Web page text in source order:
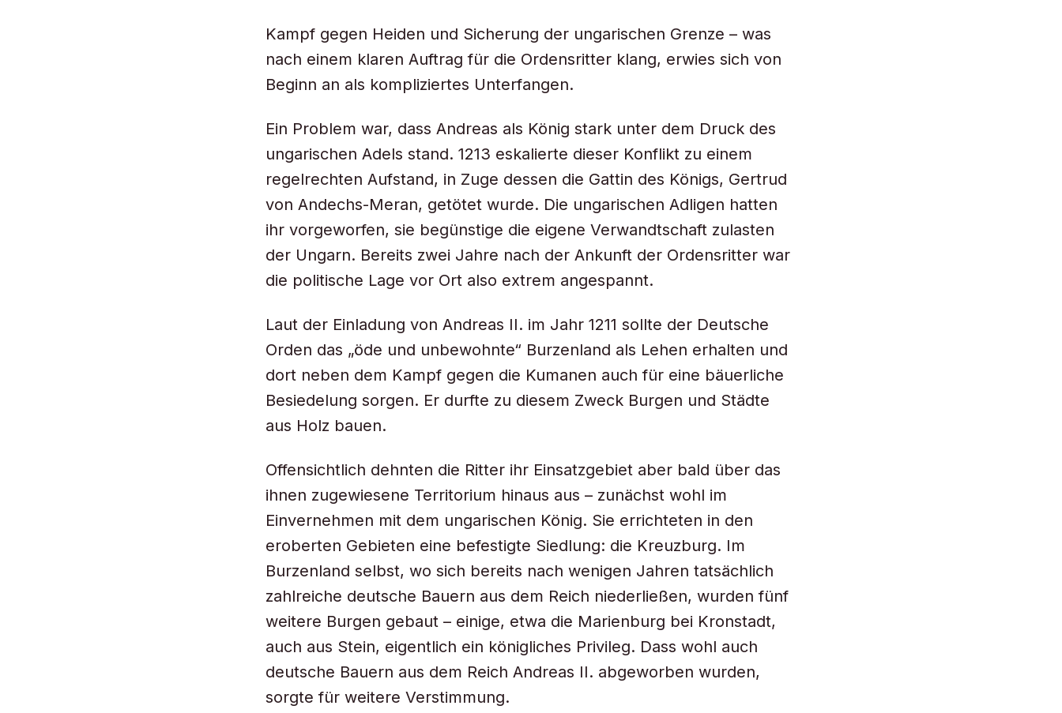
Kampf gegen Heiden und Sicherung der ungarischen Grenze – was
nach einem klaren Auftrag für die Ordensritter klang, erwies sich von
Beginn an als kompliziertes Unterfangen.
Ein Problem war, dass Andreas als König stark unter dem Druck des
ungarischen Adels stand. 1213 eskalierte dieser Konflikt zu einem
regelrechten Aufstand, in Zuge dessen die Gattin des Königs, Gertrud
von Andechs-Meran, getötet wurde. Die ungarischen Adligen hatten
ihr vorgeworfen, sie begünstige die eigene Verwandtschaft zulasten
der Ungarn. Bereits zwei Jahre nach der Ankunft der Ordensritter war
die politische Lage vor Ort also extrem angespannt.
Laut der Einladung von Andreas II. im Jahr 1211 sollte der Deutsche
Orden das „öde und unbewohnte“ Burzenland als Lehen erhalten und
dort neben dem Kampf gegen die Kumanen auch für eine bäuerliche
Besiedelung sorgen. Er durfte zu diesem Zweck Burgen und Städte
aus Holz bauen.
Offensichtlich dehnten die Ritter ihr Einsatzgebiet aber bald über das
ihnen zugewiesene Territorium hinaus aus – zunächst wohl im
Einvernehmen mit dem ungarischen König. Sie errichteten in den
eroberten Gebieten eine befestigte Siedlung: die Kreuzburg. Im
Burzenland selbst, wo sich bereits nach wenigen Jahren tatsächlich
zahlreiche deutsche Bauern aus dem Reich niederließen, wurden fünf
weitere Burgen gebaut – einige, etwa die Marienburg bei Kronstadt,
auch aus Stein, eigentlich ein königliches Privileg. Dass wohl auch
deutsche Bauern aus dem Reich Andreas II. abgeworben wurden,
sorgte für weitere Verstimmung.